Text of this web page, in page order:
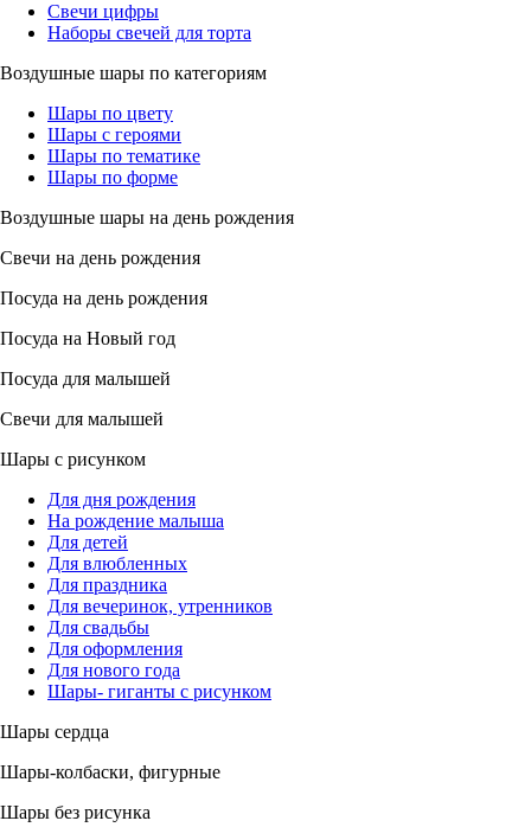
Свечи цифры
Наборы свечей для торта
Воздушные шары по категориям
Шары по цвету
Шары с героями
Шары по тематике
Шары по форме
Воздушные шары на день рождения
Свечи на день рождения
Посуда на день рождения
Посуда на Новый год
Посуда для малышей
Свечи для малышей
Шары с рисунком
Для дня рождения
На рождение малыша
Для детей
Для влюбленных
Для праздника
Для вечеринок, утренников
Для свадьбы
Для оформления
Для нового года
Шары- гиганты с рисунком
Шары сердца
Шары-колбаски, фигурные
Шары без рисунка